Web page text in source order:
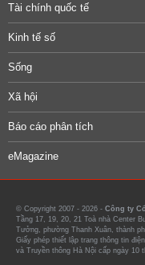
Tài chính quốc tế
Kinh tế số
Sống
Xã hội
Báo cáo phân tích
eMagazine
© Copyright 2007 - 2026 - Công ty
Tầng 17, 19, 20, 21 Toà nhà Center
Tưởng, phường Thanh Xuân, thành
Giấy phép thiết lập trang thông tin
và Truyền thông Hà Nội cấp ngày 10